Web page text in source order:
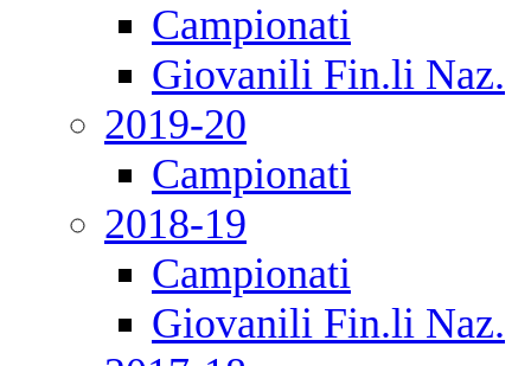
Campionati
Giovanili Fin.li Naz.
2019-20
Campionati
2018-19
Campionati
Giovanili Fin.li Naz.